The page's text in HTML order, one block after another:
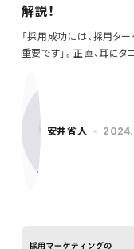
解説！
「採用成功には、採用タ
重要です」。正直、耳に
安井省人